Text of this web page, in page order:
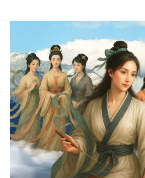
รำลึก
7
นางฟ้า
(七
夕
節)